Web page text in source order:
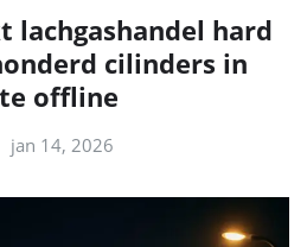
lachgashandel hard
cilinders in
offline
jan 14, 2026